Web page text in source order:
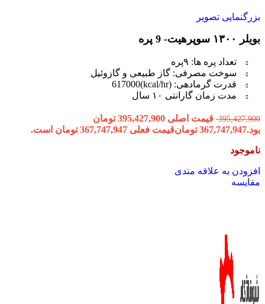
بزرگنمایی تصویر
بویلر ۱۳۰۰ سوپرهیت- 9 پره
تعداد پره ها: ۹پره
سوخت مصرفی: گاز طبیعی و گازوئیل
قدرت گرمادهی: (kcal/hr)617000
مدت زمان گارانتی ۱۰ سال
395,427,900
قیمت اصلی 395,427,900 تومان
بود.367,747,947 تومانقیمت فعلی 367,747,947 تومان است.
ناموجود
افزودن به علاقه مندی
مقایسه